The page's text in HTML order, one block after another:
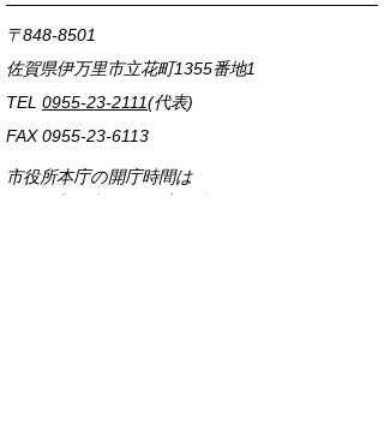
〒848-8501
佐賀県伊万里市立花町1355番地1
TEL 0955-23-2111(代表)
FAX 0955-23-6113
市役所本庁の開庁時間は